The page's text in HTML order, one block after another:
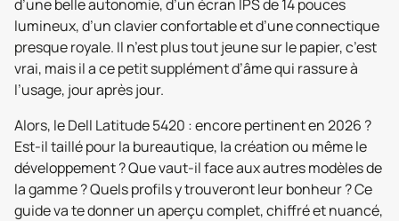
d’une belle autonomie, d’un écran IPS de 14 pouces
lumineux, d’un clavier confortable et d’une connectique
presque royale. Il n’est plus tout jeune sur le papier, c’est
vrai, mais il a ce petit supplément d’âme qui rassure à
l’usage, jour après jour.
Alors, le Dell Latitude 5420 : encore pertinent en 2026 ?
Est-il taillé pour la bureautique, la création ou même le
développement ? Que vaut-il face aux autres modèles de
la gamme ? Quels profils y trouveront leur bonheur ? Ce
guide va te donner un aperçu complet, chiffré et nuancé,